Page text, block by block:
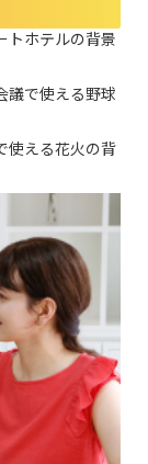
トホテルの背景
議で使える野球
使える花火の背